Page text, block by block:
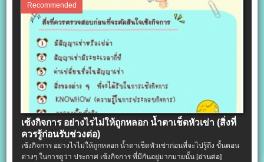
Recommended
เซ้งกิจการ อย่างไรไม่ให้ถูกหลอก น้ำตาเช็ดหัวเข่า (สิ่งที่
ควรรู้ก่อนรับช่วงต่อ)
เซ้งกิจการ อย่างไรไม่ให้ถูกหลอก น้ำตาเช็ดหัวเข่าก่อนที่จะไปรู้ถึง ขั้นตอน
ต่างๆ ในการดูว่า ประกาศ เซ้งกิจการ ที่มีกันอยู่มากมายนั้น[อ่านต่อ]